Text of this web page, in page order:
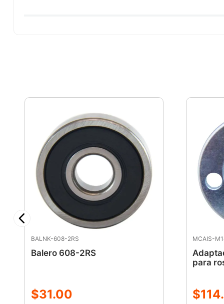
BALNK-608-2RS
Balero 608-2RS
$31.00
MCAIS-
para
$114.